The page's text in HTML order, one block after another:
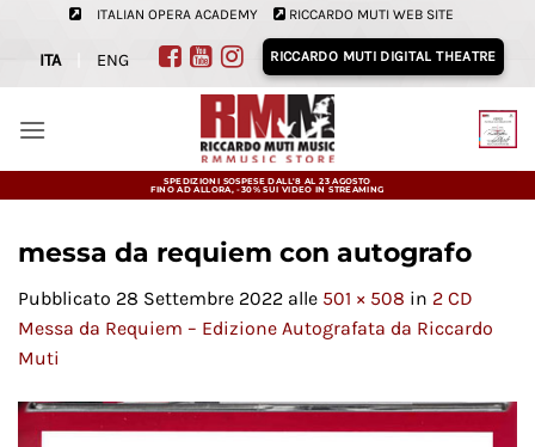
contenuti
ITALIAN OPERA ACADEMY RICCARDO MUTI WEB SITE
ITA ENG RICCARDO MUTI DIGITAL THEATRE
SPEDIZIONI SOSPESE DALL'8 AL 23 AGOSTO
FINO AD ALLORA, -30% SUI VIDEO IN STREAMING
messa da requiem con autografo
Pubblicato 28 Settembre 2022 alle 501 × 508 in 2 CD
Messa da Requiem – Edizione Autografata da Riccardo
Muti